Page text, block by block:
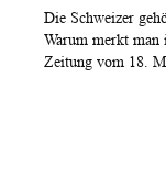
Die Schweizer
Warum merkt man
Zeitung vom 18.